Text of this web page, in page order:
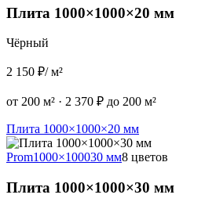
Плита 1000×1000×20 мм
Чёрный
2 150 ₽/ м²
от 200 м² · 2 370 ₽ до 200 м²
Плита 1000×1000×20 мм
Prom1000×100030 мм8 цветов
Плита 1000×1000×30 мм